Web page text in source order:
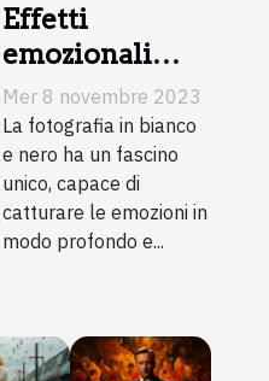
Effetti
emozionali
della fotografia
in bianco e
nero
Mer 8 novembre 2023
La fotografia in bianco
e nero ha un fascino
unico, capace di
catturare le emozioni in
modo profondo e...